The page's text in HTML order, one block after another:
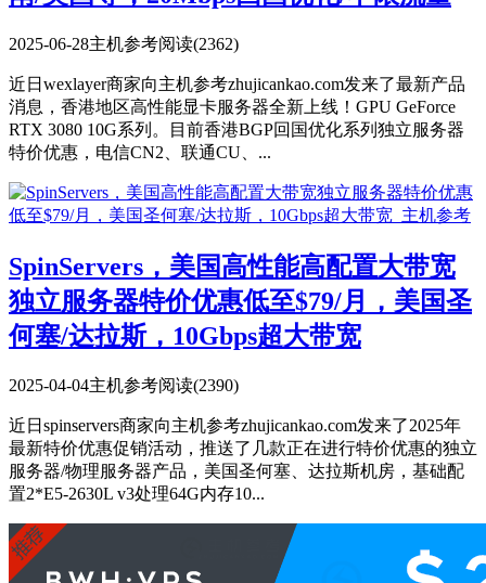
2025-06-28主机参考阅读(2362)
近日wexlayer商家向主机参考zhujicankao.com发来了最新产品
消息，香港地区高性能显卡服务器全新上线！GPU GeForce
RTX 3080 10G系列。目前香港BGP回国优化系列独立服务器
特价优惠，电信CN2、联通CU、...
SpinServers，美国高性能高配置大带宽
独立服务器特价优惠低至$79/月，美国圣
何塞/达拉斯，10Gbps超大带宽
2025-04-04主机参考阅读(2390)
近日spinservers商家向主机参考zhujicankao.com发来了2025年
最新特价优惠促销活动，推送了几款正在进行特价优惠的独立
服务器/物理服务器产品，美国圣何塞、达拉斯机房，基础配
置2*E5-2630L v3处理64G内存10...